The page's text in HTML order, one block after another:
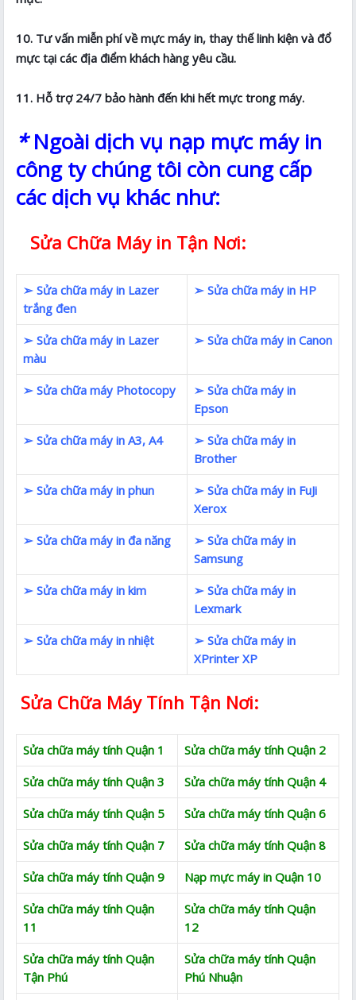
10. Tư vấn miễn phí về mực máy in, thay thế linh kiện và đổ
mực tại các địa điểm khách hàng yêu cầu.
11. Hỗ trợ 24/7 bảo hành đến khi hết mực trong máy.
*Ngoài dịch vụ nạp mực máy in
công ty chúng tôi còn cung cấp
các dịch vụ khác như:
Sửa Chữa Máy in Tận Nơi:
➢ Sửa chữa máy in Lazer
trắng đen
➢ Sửa chữa máy in HP
➢ Sửa chữa máy in Lazer
màu
➢ Sửa chữa máy in Canon
➢ Sửa chữa máy Photocopy
➢ Sửa chữa máy in
Epson
➢ Sửa chữa máy in A3, A4
➢ Sửa chữa máy in
Brother
➢ Sửa chữa máy in phun
➢ Sửa chữa máy in FuJi
Xerox
➢ Sửa chữa máy in đa năng
➢ Sửa chữa máy in
Samsung
➢ Sửa chữa máy in kim
➢ Sửa chữa máy in
Lexmark
➢ Sửa chữa máy in nhiệt
➢ Sửa chữa máy in
XPrinter XP
Sửa Chữa Máy Tính Tận Nơi:
Sửa chữa máy tính Quận 1
Sửa chữa máy tính Quận 2
Sửa chữa máy tính Quận 3
Sửa chữa máy tính Quận 4
Sửa chữa máy tính Quận 5
Sửa chữa máy tính Quận 6
Sửa chữa máy tính Quận 7
Sửa chữa máy tính Quận 8
Sửa chữa máy tính Quận 9
Nạp mực máy in Quận 10
Sửa chữa máy tính Quận
11
Sửa chữa máy tính Quận
12
Sửa chữa máy tính Quận
Tận Phú
Sửa chữa máy tính Quận
Phú Nhuận